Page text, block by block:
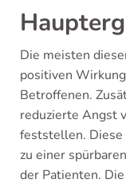
Die meisten
positiven
Betroffenen.
reduzierte Angst
feststellen. Diese
zu einer
der Patienten.